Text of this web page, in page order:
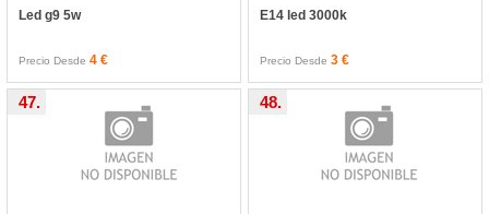
Led g9 5w
Precio Desde4 €
E14 led 3000k
Precio Desde 3 €
47. 48.